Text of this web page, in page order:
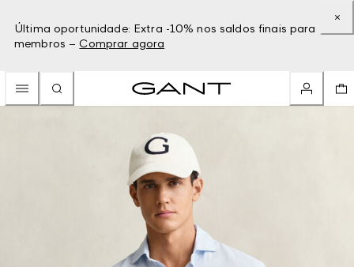
Última oportunidade: Extra -10% nos saldos finais para
membros – Comprar agora